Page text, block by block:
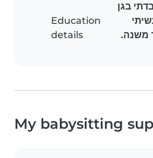
Education
details
בגן
משנה.
My babysitting